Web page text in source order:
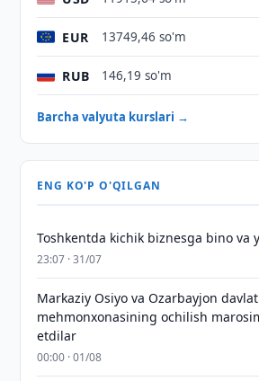
EUR 13749,46 so'm
RUB 146,19 so'm
Barcha valyuta kurslari →
ENG KO'P O'QILGAN
Toshkentda kichik biznesga bino va
23:07 · 31/07
Markaziy Osiyo va Ozarbayjon
mehmonxonasining ochilish
etdilar
00:00 · 01/08